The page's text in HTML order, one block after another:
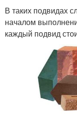
В таких подвидах
началом
каждый подвид